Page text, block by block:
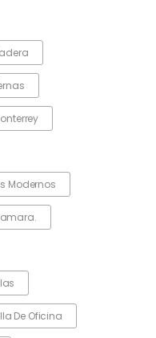
Modernos
De Oficina